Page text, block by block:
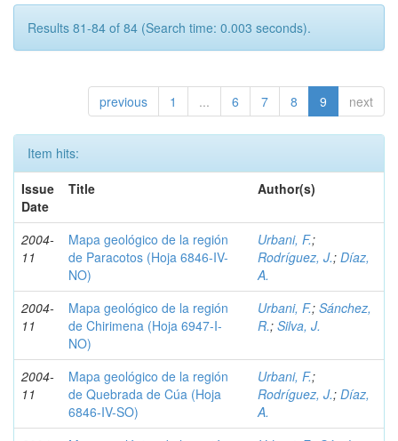
Results 81-84 of 84 (Search time: 0.003 seconds).
previous 1 ... 6 7 8 9 next
Item hits:
Issue
Date
Title Author(s)
2004-
11
Mapa geológico de la región
de Paracotos (Hoja 6846-IV-
NO)
Urbani, F.;
Rodríguez, J.; Díaz,
A.
2004-
11
Mapa geológico de la región
de Chirimena (Hoja 6947-I-
NO)
Urbani, F.; Sánchez,
R.; Silva, J.
2004-
11
Mapa geológico de la región
de Quebrada de Cúa (Hoja
6846-IV-SO)
Urbani, F.;
Rodríguez, J.; Díaz,
A.